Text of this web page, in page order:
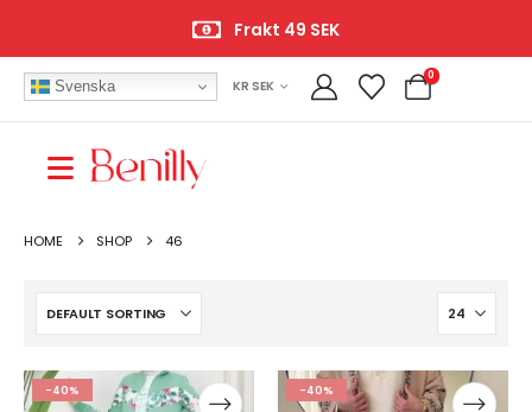
Öppet köp 14 dagar
Svenska KR SEK
0
HOME SHOP 46
-40% -40%